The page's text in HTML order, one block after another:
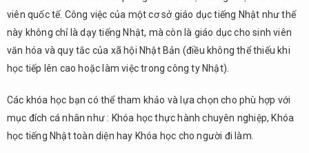
viên quốc tế. Công việc của một cơ sở giáo dục tiếng Nhật như thế
này không chỉ là dạy tiếng Nhật, mà còn là giáo dục cho sinh viên
văn hóa và quy tắc của xã hội Nhật Bản (điều không thể thiếu khi
học tiếp lên cao hoặc làm việc trong công ty Nhật).
Các khóa học bạn có thể tham khảo và lựa chọn cho phù hợp với
mục đích cá nhân như : Khóa học thực hành chuyên nghiệp, Khóa
học tiếng Nhật toàn diện hay Khóa học cho người đi làm.